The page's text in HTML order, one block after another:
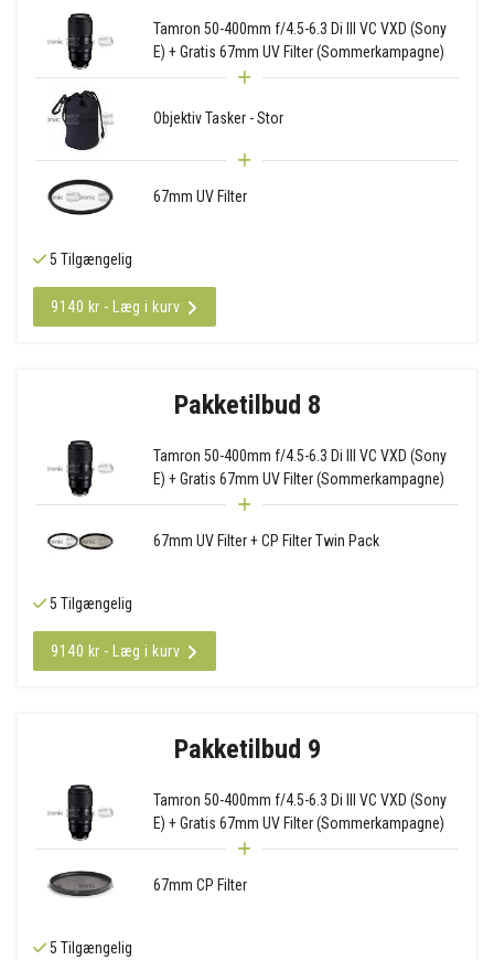
Tamron 50-400mm f/4.5-6.3 Di III VC VXD (Sony
E) + Gratis 67mm UV Filter (Sommerkampagne)
Objektiv Tasker - Stor
67mm UV Filter
5 Tilgængelig
9140 kr - Læg i kurv
Pakketilbud 8
Tamron 50-400mm f/4.5-6.3 Di III VC VXD (Sony
E) + Gratis 67mm UV Filter (Sommerkampagne)
67mm UV Filter + CP Filter Twin Pack
5 Tilgængelig
9140 kr - Læg i kurv
Pakketilbud 9
Tamron 50-400mm f/4.5-6.3 Di III VC VXD (Sony
E) + Gratis 67mm UV Filter (Sommerkampagne)
67mm CP Filter
5 Tilgængelig